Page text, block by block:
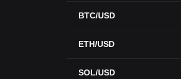
BTC/USD
ETH/USD
SOL/USD